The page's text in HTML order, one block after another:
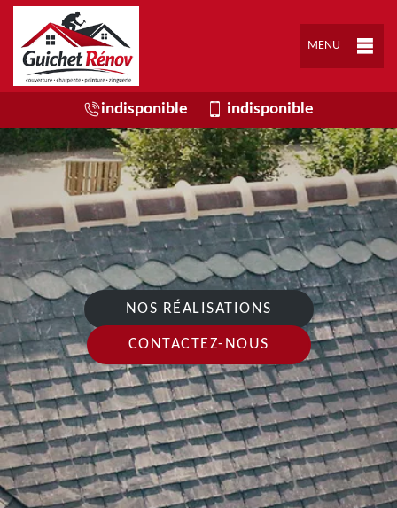
MENU
indisponible indisponible
NOS RÉALISATIONS
CONTACTEZ-NOUS